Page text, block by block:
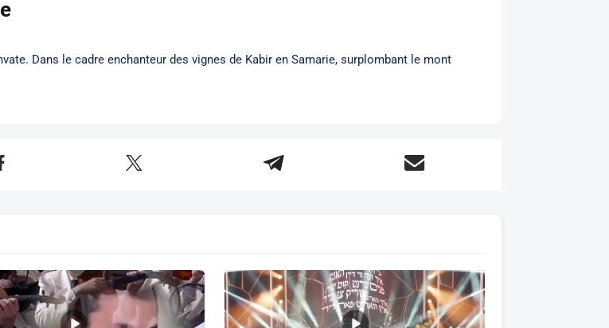
Dans le cadre enchanteur des vignes de Kabir en Samarie, surplombant le mont